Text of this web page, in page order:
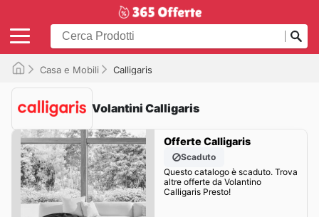
Casa e Mobili Calligaris
Volantini Calligaris
Offerte Calligaris
Scaduto
Questo catalogo è scaduto. Trova
altre offerte da Volantino
Calligaris Presto!